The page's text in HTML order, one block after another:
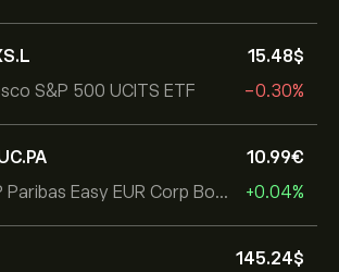
S&P 500 UCITS ETF
15.48‎$‎
-0.30%
BNP Paribas Easy EUR Corp Bond SRI Fossil Free Ult
10.99‎€‎
+0.04%
145.24‎$‎